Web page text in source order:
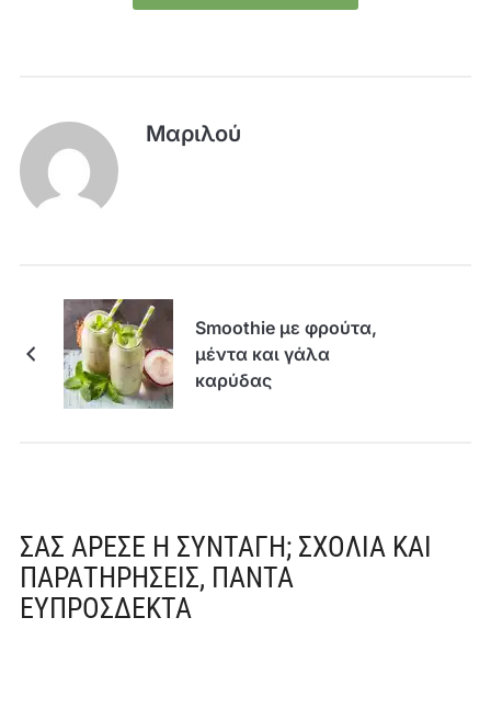
Μαριλού
Smoothie με φρούτα,
μέντα και γάλα
καρύδας
ΣΑΣ ΆΡΕΣΕ Η ΣΥΝΤΑΓΉ; ΣΧΌΛΙΑ ΚΑΙ
ΠΑΡΑΤΗΡΉΣΕΙΣ, ΠΆΝΤΑ
ΕΥΠΡΌΣΔΕΚΤΑ